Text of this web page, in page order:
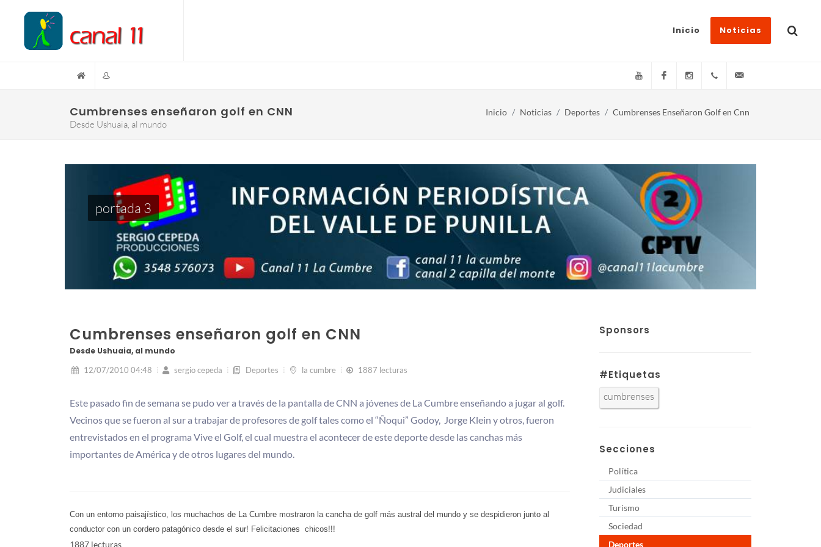
Inicio Noticias
YouTube FacebookInstagram(+54)(9)3548-576073
Cumbrenses enseñaron golf en CNN
Desde Ushuaia, al mundo
Inicio Noticias Deportes Cumbrenses Enseñaron Golf en Cnn
portada 3
Cumbrenses enseñaron golf en CNN
Desde Ushuaia, al mundo
12/07/2010 04:48 sergio cepeda Deportes la cumbre 1887 lecturas
Este pasado fin de semana se pudo ver a través de la pantalla de CNN a jóvenes de La Cumbre enseñando a jugar al golf.
Vecinos que se fueron al sur a trabajar de profesores de golf tales como el “Ñoqui” Godoy, Jorge Klein y otros, fueron
entrevistados en el programa Vive el Golf, el cual muestra el acontecer de este deporte desde las canchas más
importantes de América y de otros lugares del mundo.
Con un entorno paisajístico, los muchachos de La Cumbre mostraron la cancha de golf más austral del mundo y se despidieron junto al
conductor con un cordero patagónico desde el sur! Felicitaciones chicos!!!
1887 lecturas
Sponsors
#Etiquetas
cumbrenses
Secciones
Política
Judiciales
Turismo
Sociedad
Deportes